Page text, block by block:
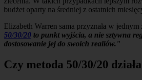
budżet oparty na średniej z ostatnich
Elizabeth Warren sama przyznała w
50/30/20 to punkt wyjścia, a nie sztywna
dostosowanie jej do swoich realiów."
Czy metoda 50/30/20